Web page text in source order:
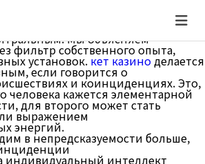
окружающего пространства не
Мы объясняем
фильтр собственного опыта,
установок. кет казиноделается
если говорится о
и коинциденциях. Это,
человека кажется элементарной
для второго может стать
выражением
энергий.
в непредсказуемости больше,
индивидуальный интеллект